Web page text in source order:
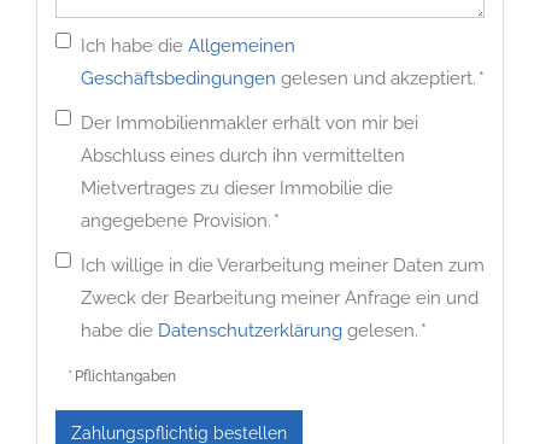
Ich habe die Allgemeinen
Geschäftsbedingungen gelesen und akzeptiert. *
Der Immobilienmakler erhält von mir bei
Abschluss eines durch ihn vermittelten
Mietvertrages zu dieser Immobilie die
angegebene Provision. *
Ich willige in die Verarbeitung meiner Daten zum
Zweck der Bearbeitung meiner Anfrage ein und
habe die Datenschutzerklärung gelesen. *
* Pflichtangaben
Zahlungspflichtig bestellen